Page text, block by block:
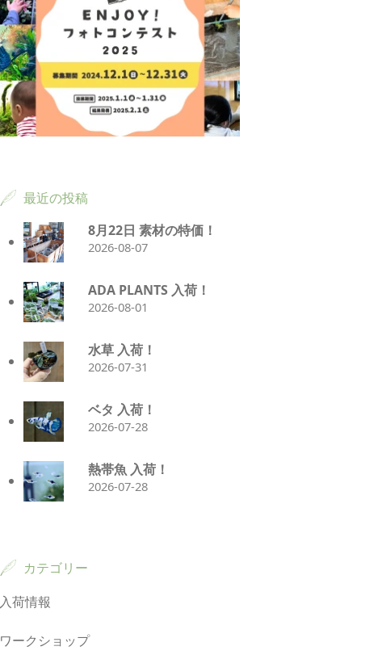
最近の投稿
8月22日 素材の特価！
2026-08-07
ADA PLANTS 入荷！
2026-08-01
水草 入荷！
2026-07-31
ベタ 入荷！
2026-07-28
熱帯魚 入荷！
2026-07-28
カテゴリー
入荷情報
ワークショップ